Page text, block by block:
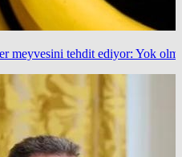
meyvesini tehdit ediyor: Yok